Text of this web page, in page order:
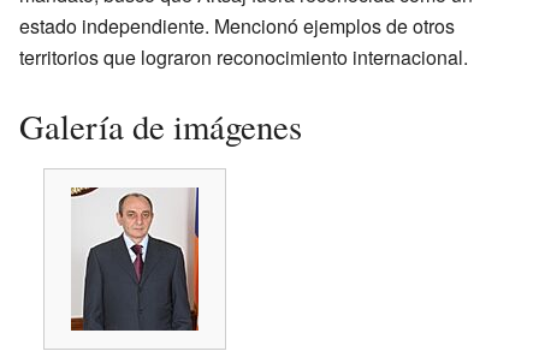
estado independiente. Mencionó ejemplos de otros
territorios que lograron reconocimiento internacional.
Galería de imágenes